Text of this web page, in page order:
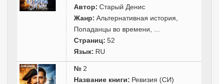
Автор: Старый Денис
Жанр: Альтернативная история
Попаданцы во времени
Страниц: 52
Язык: RU
№ 2
Название книги: Ревизия (СИ)